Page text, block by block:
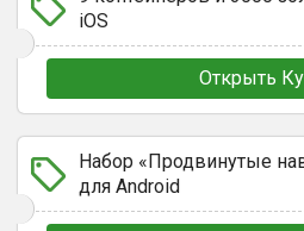
iOS
Открыть
Набор «Продвинутые
для Android